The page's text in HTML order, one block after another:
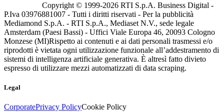
Copyright © 1999-2026 RTI S.p.A. Business Digital -
P.Iva 03976881007 - Tutti i diritti riservati - Per la pubblicità
Mediamond S.p.A. - RTI S.p.A., Mediaset N.V., sede legale
Amsterdam (Paesi Bassi) - Uffici Viale Europa 46, 20093 Cologno
Monzese (MI)Rispetto ai contenuti e ai dati personali trasmessi e/o
riprodotti è vietata ogni utilizzazione funzionale all’addestramento di
sistemi di intelligenza artificiale generativa. È altresì fatto divieto
espresso di utilizzare mezzi automatizzati di data scraping.
Legal
CorporatePrivacy PolicyCookie Policy